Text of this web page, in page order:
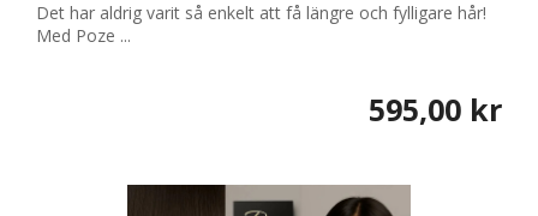
Det har aldrig varit så enkelt att få längre och fylligare hår!
Med Poze ...
595,00 kr